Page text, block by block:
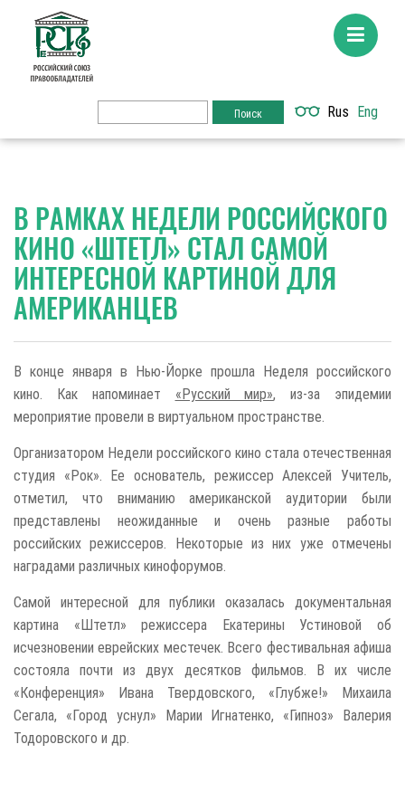
Rus Eng
В РАМКАХ НЕДЕЛИ РОССИЙСКОГО
КИНО «ШТЕТЛ» СТАЛ САМОЙ
ИНТЕРЕСНОЙ КАРТИНОЙ ДЛЯ
АМЕРИКАНЦЕВ
В конце января в Нью-Йорке прошла Неделя российского
кино. Как напоминает «Русский мир», из-за эпидемии
мероприятие провели в виртуальном пространстве.
Организатором Недели российского кино стала отечественная
студия «Рок». Ее основатель, режиссер Алексей Учитель,
отметил, что вниманию американской аудитории были
представлены неожиданные и очень разные работы
российских режиссеров. Некоторые из них уже отмечены
наградами различных кинофорумов.
Самой интересной для публики оказалась документальная
картина «Штетл» режиссера Екатерины Устиновой об
исчезновении еврейских местечек. Всего фестивальная афиша
состояла почти из двух десятков фильмов. В их числе
«Конференция» Ивана Твердовского, «Глубже!» Михаила
Сегала, «Город уснул» Марии Игнатенко, «Гипноз» Валерия
Тодоровского и др.